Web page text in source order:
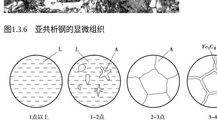
图1.3.6 亚共析钢的显微组织